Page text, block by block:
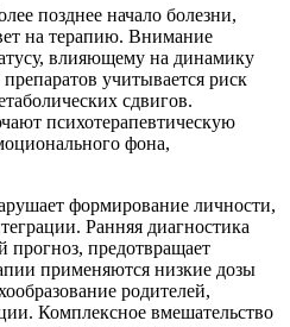
позднее начало болезни,
на терапию. Внимание
влияющему на динамику
учитывается риск
сдвигов.
психотерапевтическую
фона,
формирование личности,
Ранняя диагностика
прогноз, предотвращает
применяются низкие дозы
родителей,
Комплексное вмешательство